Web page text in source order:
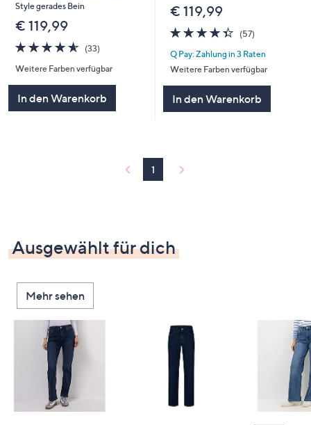
Style gerades Bein
€ 119,99
4.5
von
5
(33)33
Weitere Farben verfügbar
In den Warenkorb
€ 119,99
4.3
von
5
(57)57
Q Pay: Zahlung in 3 Raten
Weitere Farben verfügbar
In den Warenkorb
1
Ausgewählt für dich
Mehr sehen